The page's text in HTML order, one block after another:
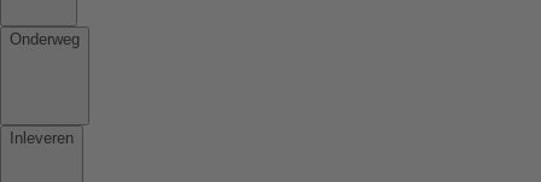
Onderweg
Inleveren